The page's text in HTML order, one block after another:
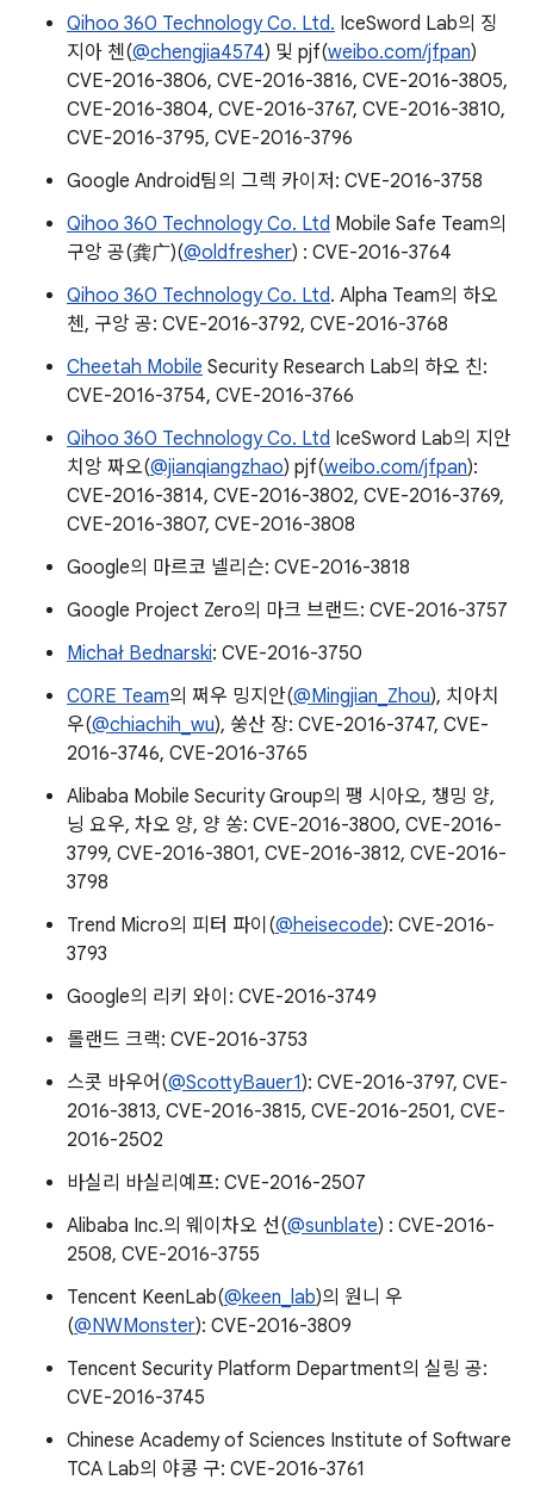
Qihoo 360 Technology Co. Ltd. IceSword Lab의 징
지아 첸(@chengjia4574) 및 pjf(weibo.com/jfpan)
CVE-2016-3806, CVE-2016-3816, CVE-2016-3805,
CVE-2016-3804, CVE-2016-3767, CVE-2016-3810,
CVE-2016-3795, CVE-2016-3796
Google Android팀의 그렉 카이저: CVE-2016-3758
Qihoo 360 Technology Co. Ltd Mobile Safe Team의
구앙 공(龚广)(@oldfresher) : CVE-2016-3764
Qihoo 360 Technology Co. Ltd. Alpha Team의 하오
첸, 구앙 공: CVE-2016-3792, CVE-2016-3768
Cheetah Mobile Security Research Lab의 하오 친:
CVE-2016-3754, CVE-2016-3766
Qihoo 360 Technology Co. Ltd IceSword Lab의 지안
치앙 짜오(@jianqiangzhao) pjf(weibo.com/jfpan):
CVE-2016-3814, CVE-2016-3802, CVE-2016-3769,
CVE-2016-3807, CVE-2016-3808
Google의 마르코 넬리슨: CVE-2016-3818
Google Project Zero의 마크 브랜드: CVE-2016-3757
Michał Bednarski: CVE-2016-3750
C0RE Team의 쩌우 밍지안(@Mingjian_Zhou), 치아치
우(@chiachih_wu), 쑹산 장: CVE-2016-3747, CVE-
2016-3746, CVE-2016-3765
Alibaba Mobile Security Group의 팽 시아오, 챙밍 양,
닝 요우, 차오 양, 양 쏭: CVE-2016-3800, CVE-2016-
3799, CVE-2016-3801, CVE-2016-3812, CVE-2016-
3798
Trend Micro의 피터 파이(@heisecode): CVE-2016-
3793
Google의 리키 와이: CVE-2016-3749
롤랜드 크랙: CVE-2016-3753
스콧 바우어(@ScottyBauer1): CVE-2016-3797, CVE-
2016-3813, CVE-2016-3815, CVE-2016-2501, CVE-
2016-2502
바실리 바실리예프: CVE-2016-2507
Alibaba Inc.의 웨이차오 선(@sunblate) : CVE-2016-
2508, CVE-2016-3755
Tencent KeenLab(@keen_lab)의 원니 우
(@NWMonster): CVE-2016-3809
Tencent Security Platform Department의 실링 공:
CVE-2016-3745
Chinese Academy of Sciences Institute of Software
TCA Lab의 야콩 구: CVE-2016-3761